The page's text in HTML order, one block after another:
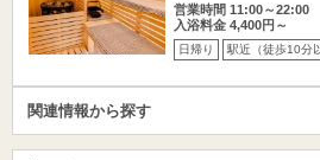
営業時間 11:00～22:00
入浴料金 4,400円～
日帰り 駅近（徒歩10分
関連情報から探す